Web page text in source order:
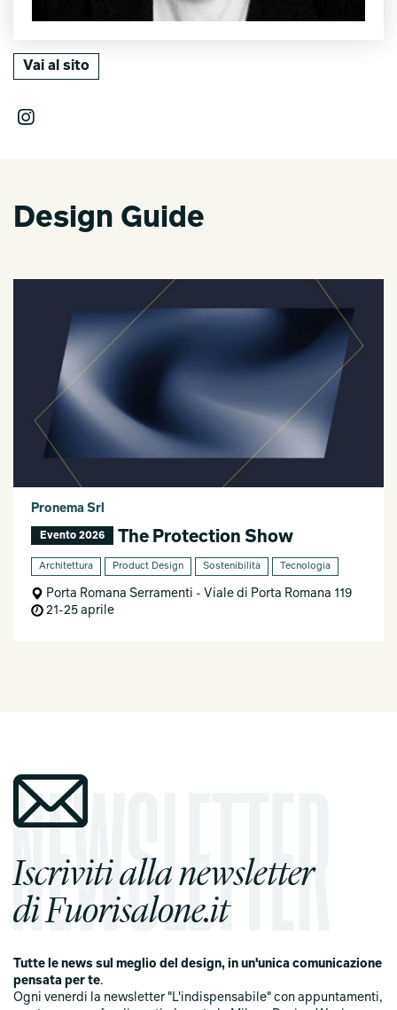
Vai al sito
Design Guide
Pronema Srl
Evento 2026 The Protection Show
Architettura Product Design Sostenibilità Tecnologia
Porta Romana Serramenti - Viale di Porta Romana 119
21-25 aprile
Iscriviti alla newsletter
di Fuorisalone.it
Tutte le news sul meglio del design, in un'unica comunicazione
pensata per te.
Ogni venerdi la newsletter "L'indispensabile" con appuntamenti,